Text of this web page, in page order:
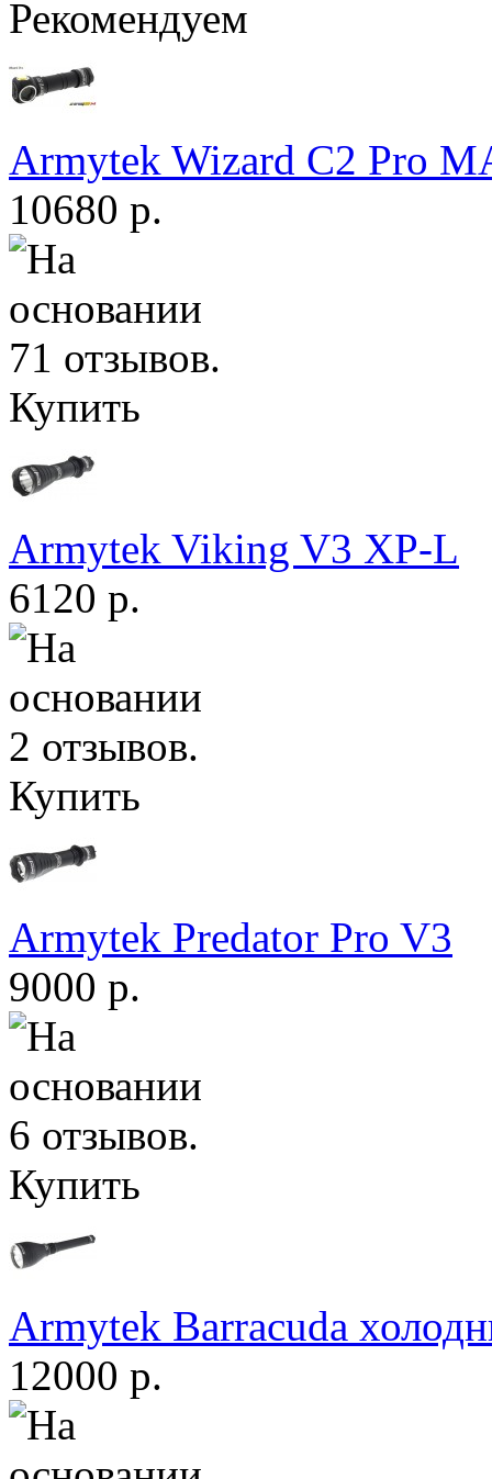
Рекомендуем
Armytek Wizard С2 Pro
10680 р.
Купить
Armytek Viking V3 XP-L
6120 р.
Купить
Armytek Predator Pro V3
9000 р.
Купить
Armytek Barracuda
12000 р.